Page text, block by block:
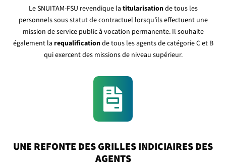
Le SNUITAM-FSU revendique la titularisationde tous les
personnels sous statut de contractuel lorsqu’ils effectuent une
mission de service public à vocation permanente. Il souhaite
également la requalificationde tous les agents de catégorie C et B
qui exercent des missions de niveau supérieur.

UNE REFONTE DES GRILLES INDICIAIRES DES
AGENTS